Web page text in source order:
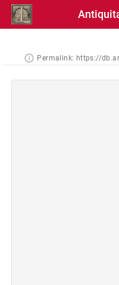
Permalink: https://